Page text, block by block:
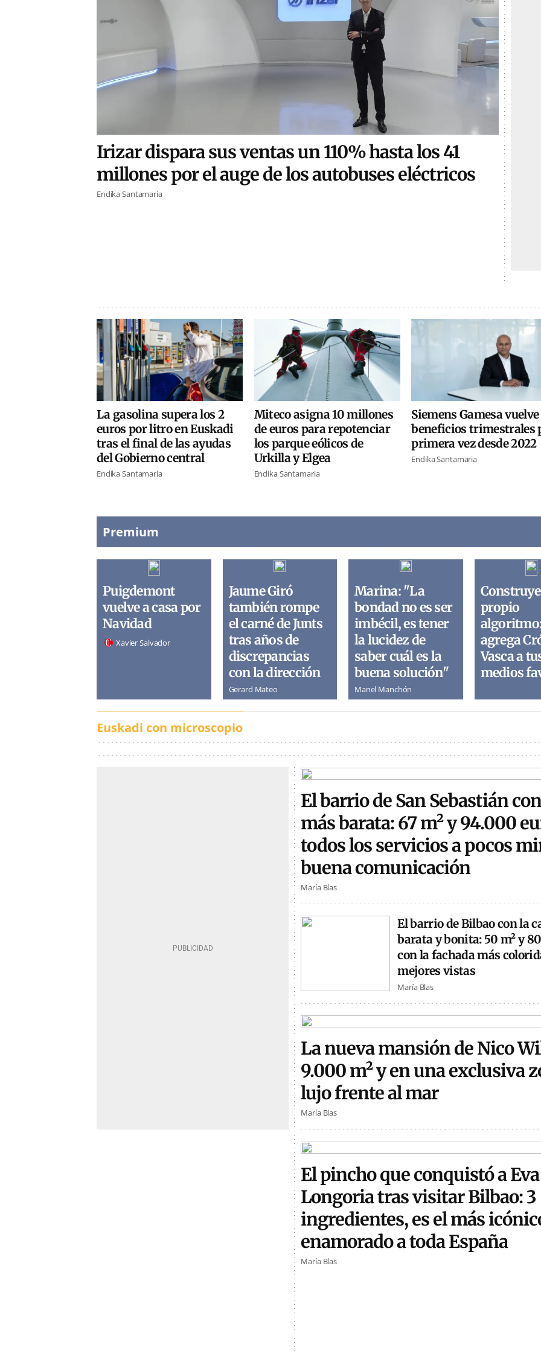
Irizar dispara sus ventas un 110% hasta los 41
millones por el auge de los autobuses eléctricos
Endika Santamaria
La gasolina supera los 2
euros por litro en Euskadi
tras el final de las ayudas
del Gobierno central
Endika Santamaria
Miteco asigna 10 millones
de euros para repotenciar
los parque eólicos de
Urkilla y Elgea
Endika Santamaria
Siemens Gamesa vuelve
beneficios trimestrales
primera vez desde 2022
Endika Santamaria
Premium
Puigdemont
vuelve a casa por
Navidad
Xavier Salvador
Jaume Giró
también rompe
el carné de Junts
tras años de
discrepancias
con la dirección
Gerard Mateo
Marina: "La
bondad no es ser
imbécil, es tener
la lucidez de
saber cuál es la
buena solución"
Manel Manchón
propio
agrega
Vasca a
medios
Euskadi con microscopio
El barrio de San Sebastián
más barata: 67 m² y 94.000
todos los servicios a pocos
buena comunicación
María Blas
El barrio de Bilbao con la
barata y bonita: 50 m² y
con la fachada más
mejores vistas
María Blas
La nueva mansión de Nico
9.000 m² y en una exclusiva
lujo frente al mar
María Blas
El pincho que conquistó a Eva
Longoria tras visitar Bilbao: 3
ingredientes, es el más
enamorado a toda España
María Blas